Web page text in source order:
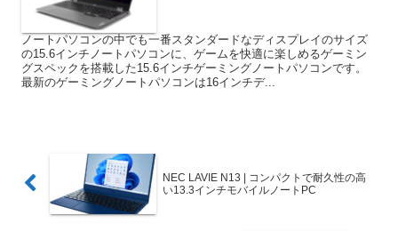
ノートパソコンの中でも一番スタンダードなディスプレイのサイズ
の15.6インチノートパソコンに、ゲームを快適に楽しめるゲーミン
グスペックを搭載した15.6インチゲーミングノートパソコンです。
最新のゲーミングノートパソコンは16インチデ...
NEC LAVIE N13 | コンパクトで耐久性の高
い13.3インチモバイルノートPC